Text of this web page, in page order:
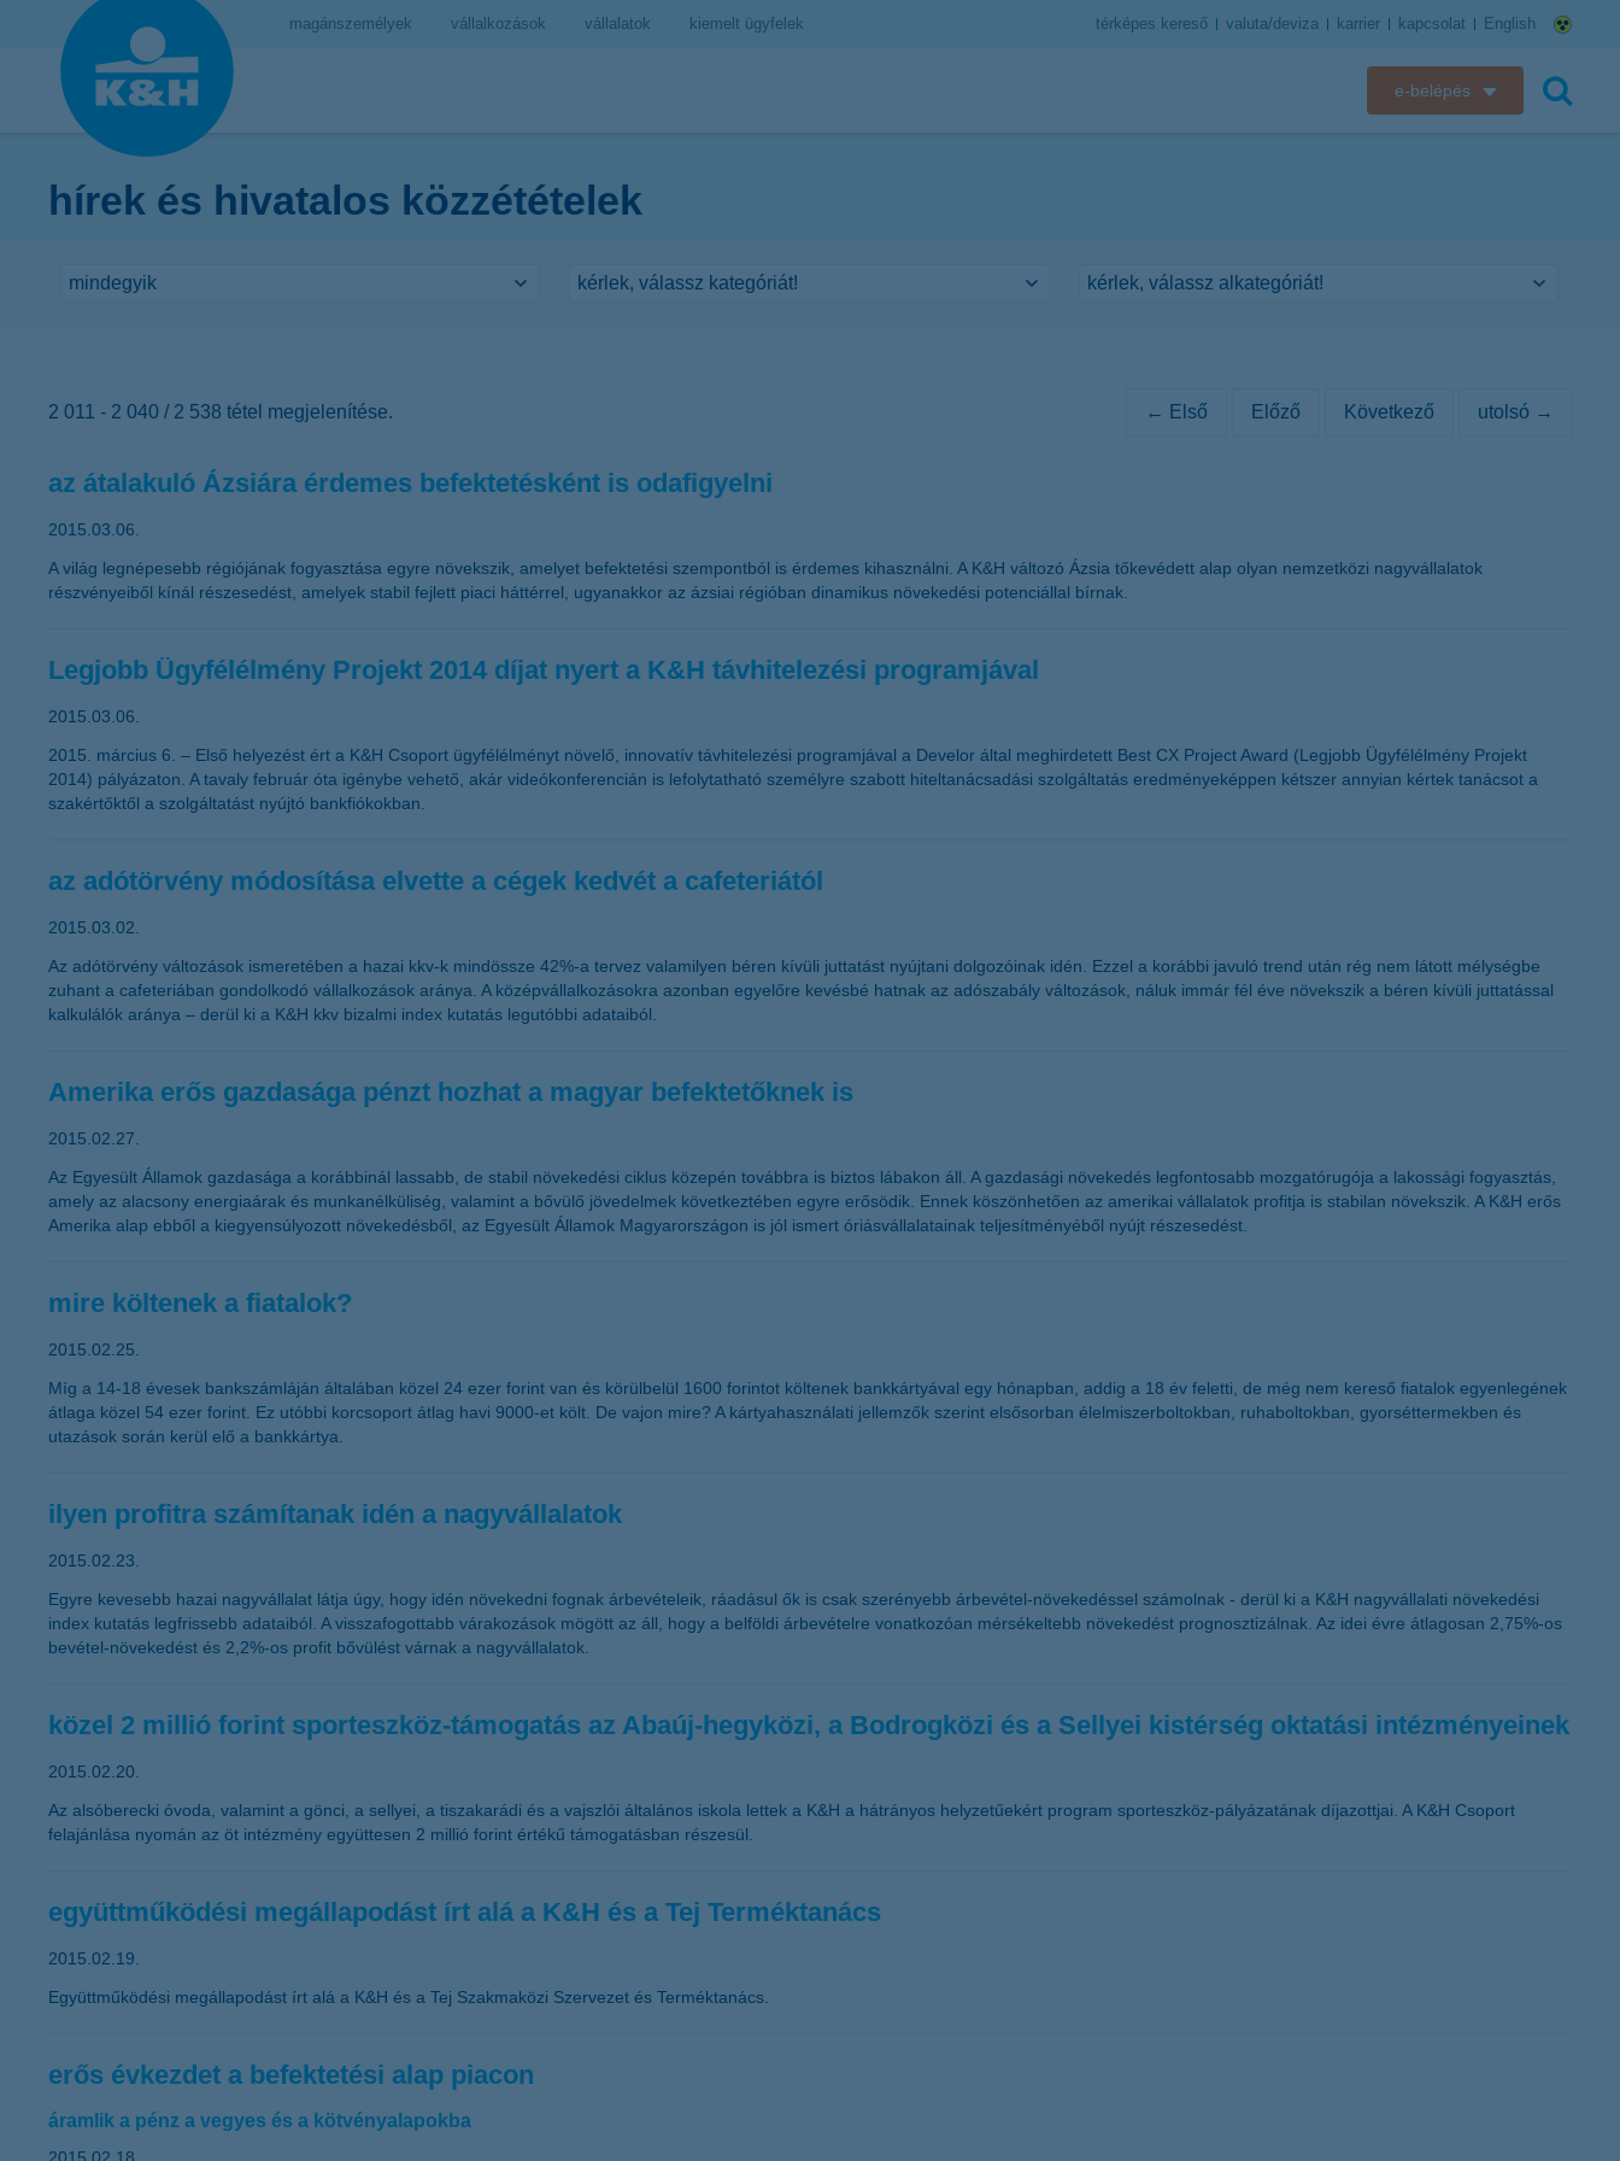
magánszemélyek vállalkozások vállalatok kiemelt ügyfelek térképes kereső valuta/deviza karrier kapcsolat English
e-belépés
K&H token megújítás
hírek és hivatalos közzétételek
2 011 - 2 040 / 2 538 tétel megjelenítése. ← Első Előző Következő utolsó →
az átalakuló Ázsiára érdemes befektetésként is odafigyelni
2015.03.06.
A világ legnépesebb régiójának fogyasztása egyre növekszik, amelyet befektetési szempontból is érdemes kihasználni. A K&H változó Ázsia tőkevédett alap olyan nemzetközi nagyvállalatok
részvényeiből kínál részesedést, amelyek stabil fejlett piaci háttérrel, ugyanakkor az ázsiai régióban dinamikus növekedési potenciállal bírnak.
Legjobb Ügyfélélmény Projekt 2014 díjat nyert a K&H távhitelezési programjával
2015.03.06.
2015. március 6. – Első helyezést ért a K&H Csoport ügyfélélményt növelő, innovatív távhitelezési programjával a Develor által meghirdetett Best CX Project Award (Legjobb Ügyfélélmény Projekt
2014) pályázaton. A tavaly február óta igénybe vehető, akár videókonferencián is lefolytatható személyre szabott hiteltanácsadási szolgáltatás eredményeképpen kétszer annyian kértek tanácsot a
szakértőktől a szolgáltatást nyújtó bankfiókokban.
az adótörvény módosítása elvette a cégek kedvét a cafeteriától
2015.03.02.
Az adótörvény változások ismeretében a hazai kkv-k mindössze 42%-a tervez valamilyen béren kívüli juttatást nyújtani dolgozóinak idén. Ezzel a korábbi javuló trend után rég nem látott mélységbe
zuhant a cafeteriában gondolkodó vállalkozások aránya. A középvállalkozásokra azonban egyelőre kevésbé hatnak az adószabály változások, náluk immár fél éve növekszik a béren kívüli juttatással
kalkulálók aránya – derül ki a K&H kkv bizalmi index kutatás legutóbbi adataiból.
Amerika erős gazdasága pénzt hozhat a magyar befektetőknek is
2015.02.27.
Az Egyesült Államok gazdasága a korábbinál lassabb, de stabil növekedési ciklus közepén továbbra is biztos lábakon áll. A gazdasági növekedés legfontosabb mozgatórugója a lakossági fogyasztás,
amely az alacsony energiaárak és munkanélküliség, valamint a bővülő jövedelmek következtében egyre erősödik. Ennek köszönhetően az amerikai vállalatok profitja is stabilan növekszik. A K&H erős
Amerika alap ebből a kiegyensúlyozott növekedésből, az Egyesült Államok Magyarországon is jól ismert óriásvállalatainak teljesítményéből nyújt részesedést.
mire költenek a fiatalok?
2015.02.25.
Míg a 14-18 évesek bankszámláján általában közel 24 ezer forint van és körülbelül 1600 forintot költenek bankkártyával egy hónapban, addig a 18 év feletti, de még nem kereső fiatalok egyenlegének
átlaga közel 54 ezer forint. Ez utóbbi korcsoport átlag havi 9000-et költ. De vajon mire? A kártyahasználati jellemzők szerint elsősorban élelmiszerboltokban, ruhaboltokban, gyorséttermekben és
utazások során kerül elő a bankkártya.
ilyen profitra számítanak idén a nagyvállalatok
2015.02.23.
Egyre kevesebb hazai nagyvállalat látja úgy, hogy idén növekedni fognak árbevételeik, ráadásul ők is csak szerényebb árbevétel-növekedéssel számolnak - derül ki a K&H nagyvállalati növekedési
index kutatás legfrissebb adataiból. A visszafogottabb várakozások mögött az áll, hogy a belföldi árbevételre vonatkozóan mérsékeltebb növekedést prognosztizálnak. Az idei évre átlagosan 2,75%-os
bevétel-növekedést és 2,2%-os profit bővülést várnak a nagyvállalatok.
közel 2 millió forint sporteszköz-támogatás az Abaúj-hegyközi, a Bodrogközi és a Sellyei kistérség oktatási intézményeinek
2015.02.20.
Az alsóberecki óvoda, valamint a gönci, a sellyei, a tiszakarádi és a vajszlói általános iskola lettek a K&H a hátrányos helyzetűekért program sporteszköz-pályázatának díjazottjai. A K&H Csoport
felajánlása nyomán az öt intézmény együttesen 2 millió forint értékű támogatásban részesül.
együttműködési megállapodást írt alá a K&H és a Tej Terméktanács
2015.02.19.
Együttműködési megállapodást írt alá a K&H és a Tej Szakmaközi Szervezet és Terméktanács.
erős évkezdet a befektetési alap piacon
áramlik a pénz a vegyes és a kötvényalapokba